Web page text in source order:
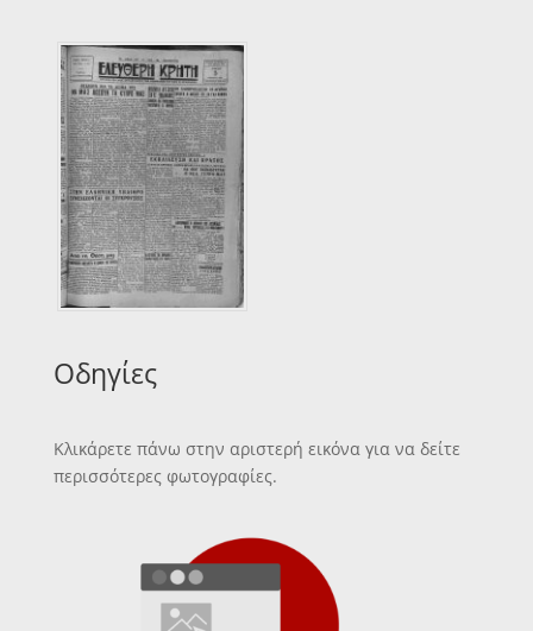
Οδηγίες
Κλικάρετε πάνω στην αριστερή εικόνα για να δείτε
περισσότερες φωτογραφίες.